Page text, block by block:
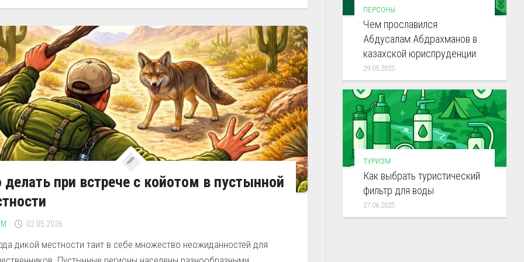
делать при встрече с койотом в пустынной
02.05.2026
дикой местности таит в себе множество неожиданностей для
ПЕРСОНЫ
Чем прославился
Абдусалам Абдрахманов в
казахской юриспруденции
29.05.2025
ТУРИЗМ
Как выбрать туристический
фильтр для воды
27.06.2025